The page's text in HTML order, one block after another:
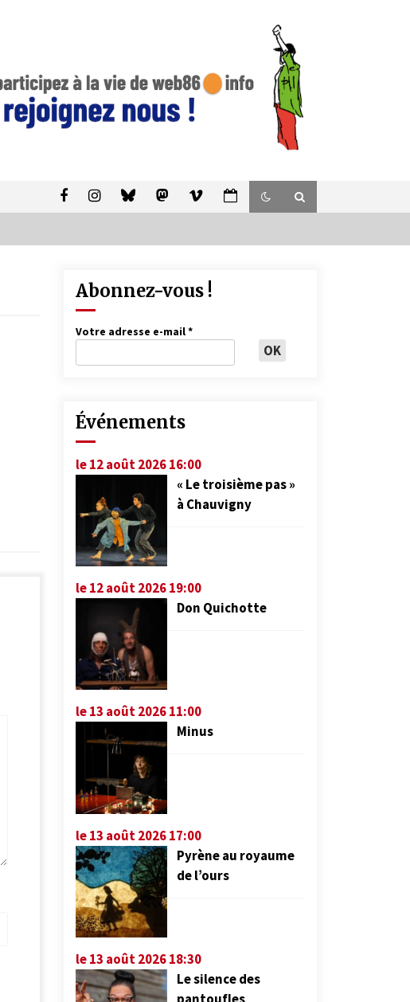
Abonnez-vous !
Votre adresse e-mail*
Événements
le 12 août 2026 16:00
« Le troisième pas »
à Chauvigny
le 12 août 2026 19:00
Don Quichotte
le 13 août 2026 11:00
Minus
le 13 août 2026 17:00
Pyrène au royaume
de l’ours
le 13 août 2026 18:30
Le silence des